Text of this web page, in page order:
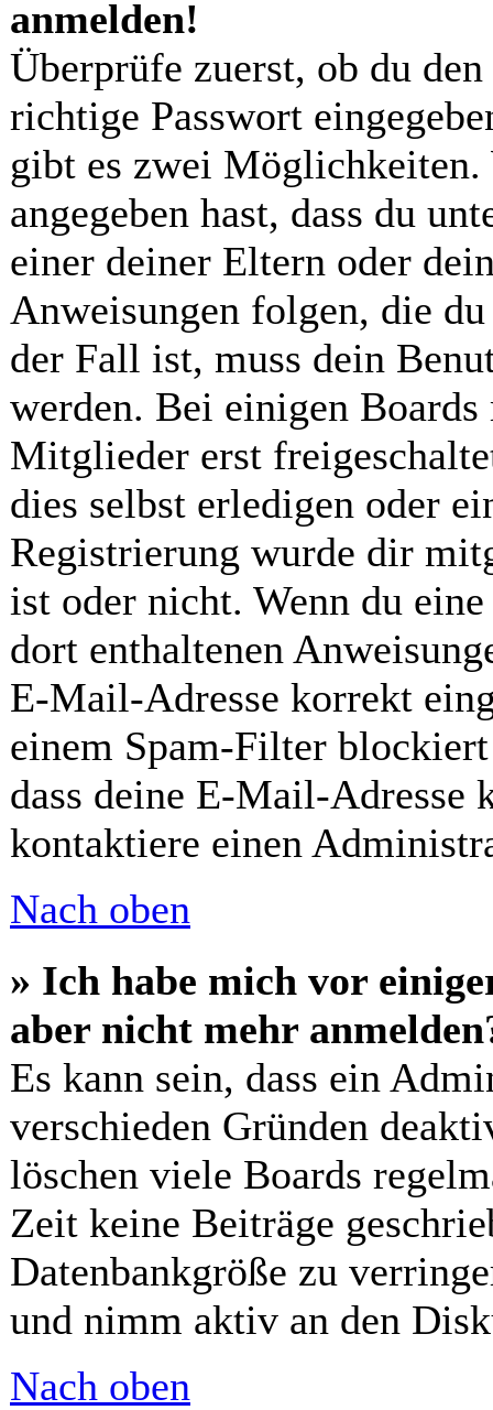
anmelden!
Überprüfe zuerst, ob du
richtige Passwort
gibt es zwei
angegeben hast, dass du
einer deiner Eltern oder
Anweisungen folgen, die
der Fall ist, muss dein
werden. Bei einigen Boards
Mitglieder erst
dies selbst erledigen oder
Registrierung wurde dir
ist oder nicht. Wenn du
dort enthaltenen
E-Mail-Adresse korrekt
einem Spam-Filter
dass deine E-Mail-Adresse
kontaktiere einen
Nach oben
» Ich habe mich vor
aber nicht mehr
Es kann sein, dass ein
verschieden Gründen
löschen viele Boards
Zeit keine Beiträge
Datenbankgröße zu
und nimm aktiv an den
Nach oben